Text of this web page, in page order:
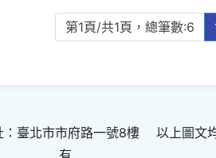
第1頁/共1頁，總筆數:6
臺北市市府路一號8樓 以上圖文